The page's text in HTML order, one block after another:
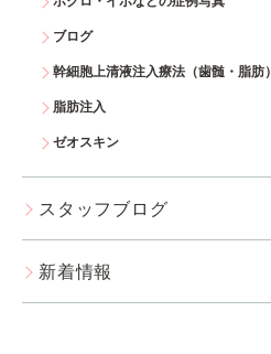
ブログ
幹細胞上清液注入療法（歯髄・脂肪）
脂肪注入
ゼオスキン
スタッフブログ
新着情報